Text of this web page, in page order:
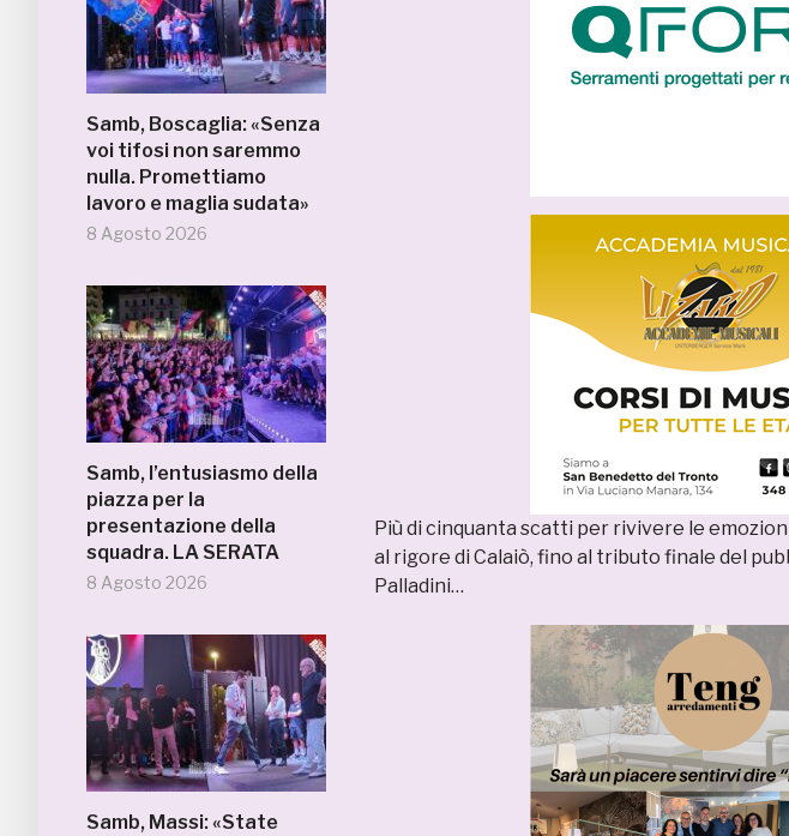
Samb, Boscaglia: «Senza
voi tifosi non saremmo
nulla. Promettiamo
lavoro e maglia sudata»
8 Agosto 2026
Samb, l’entusiasmo della
piazza per la
presentazione della
squadra. LA SERATA
8 Agosto 2026
Samb, Massi: «State
Più di cinquanta scatti per rivivere le
al rigore di Calaiò, fino al tributo finale del
Palladini…